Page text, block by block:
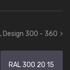
Design 300 - 360
RAL 300 20 15